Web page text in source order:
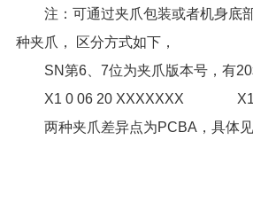
注：可通过夹爪包装或者机身底
种夹爪， 区分方式如下，
SN第6、7位为夹爪版本号，有20
X1 0 06 20 XXXXXXX X1 0
两种夹爪差异点为PCBA，具体见